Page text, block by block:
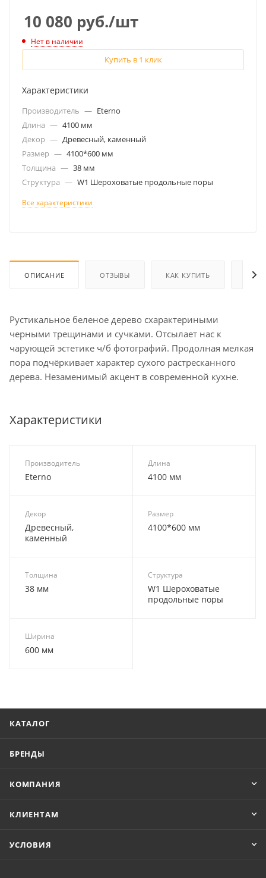
10 080 руб./шт
Нет в наличии
Купить в 1 клик
Характеристики
Производитель — Eterno
Длина — 4100 мм
Декор — Древесный, каменный
Размер — 4100*600 мм
Толщина — 38 мм
Структура — W1 Шероховатые продольные поры
Все характеристики
ОПИСАНИЕ ОТЗЫВЫ КАК КУПИТЬ
Рустикальное беленое дерево схарактериными
черными трещинами и сучками. Отсылает нас к
чарующей эстетике ч/б фотографий. Продолная мелкая
пора подчёркивает характер сухого растресканного
дерева. Незаменимый акцент в современной кухне.
Характеристики
Производитель
Eterno
Длина
4100 мм
Декор
Древесный,
каменный
Размер
4100*600 мм
Толщина
38 мм
Структура
W1 Шероховатые
продольные поры
Ширина
600 мм
КАТАЛОГ
БРЕНДЫ
КОМПАНИЯ
КЛИЕНТАМ
УСЛОВИЯ